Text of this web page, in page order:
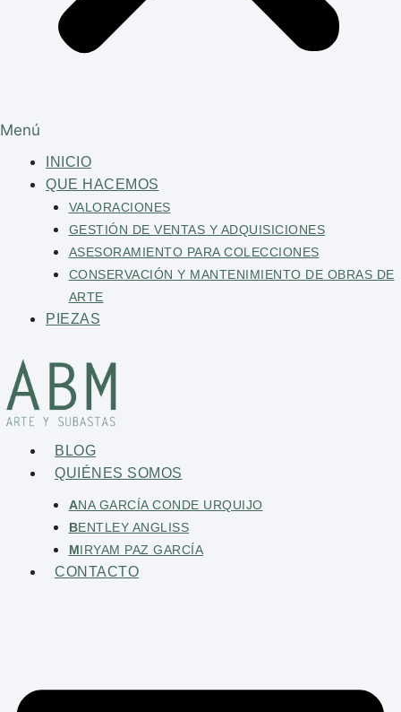
Menú
INICIO
QUE HACEMOS
VALORACIONES
GESTIÓN DE VENTAS Y ADQUISICIONES
ASESORAMIENTO PARA COLECCIONES
CONSERVACIÓN Y MANTENIMIENTO DE OBRAS DE
ARTE
PIEZAS
BLOG
QUIÉNES SOMOS
ANA GARCÍA CONDE URQUIJO
BENTLEY ANGLISS
MIRYAM PAZ GARCÍA
CONTACTO